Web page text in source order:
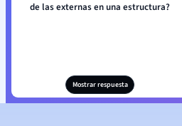
de las externas en una estructura?
Mostrar respuesta